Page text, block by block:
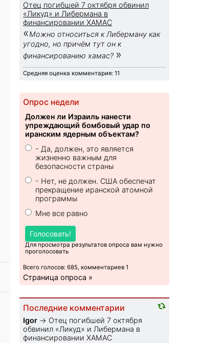
Отец погибшей 7 октября обвинил
«Ликуд» и Либермана в
финансировании ХАМАС
«Можно относиться к Либерману как
угодно, но причём тут он к
финансированию хамас? »
Средняя оценка комментария: 11
Опрос недели
Должен ли Израиль нанести
упреждающий бомбовый удар по
иранским ядерным объектам?
- Да, должен, это является
жизненно важным для
безопасности страны
- Нет, не должен. США обеспечат
прекращение иранской атомной
программы
Мне все равно
Голосовать!
Для просмотра результатов опроса вам нужно
проголосовать
Всего голосов: 685, комментариев 1
Страница опроса »
Последние комментарии
Igor → Отец погибшей 7 октября
обвинил «Ликуд» и Либермана в
финансировании ХАМАС